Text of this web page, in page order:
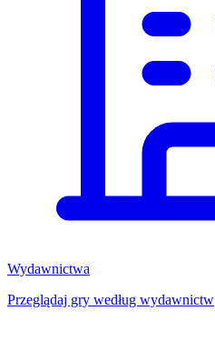
Wydawnictwa
Przeglądaj gry według wydawnictw